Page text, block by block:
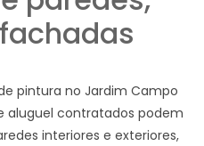
pintura no Jardim Campo
aluguel contratados podem
interiores e exteriores,